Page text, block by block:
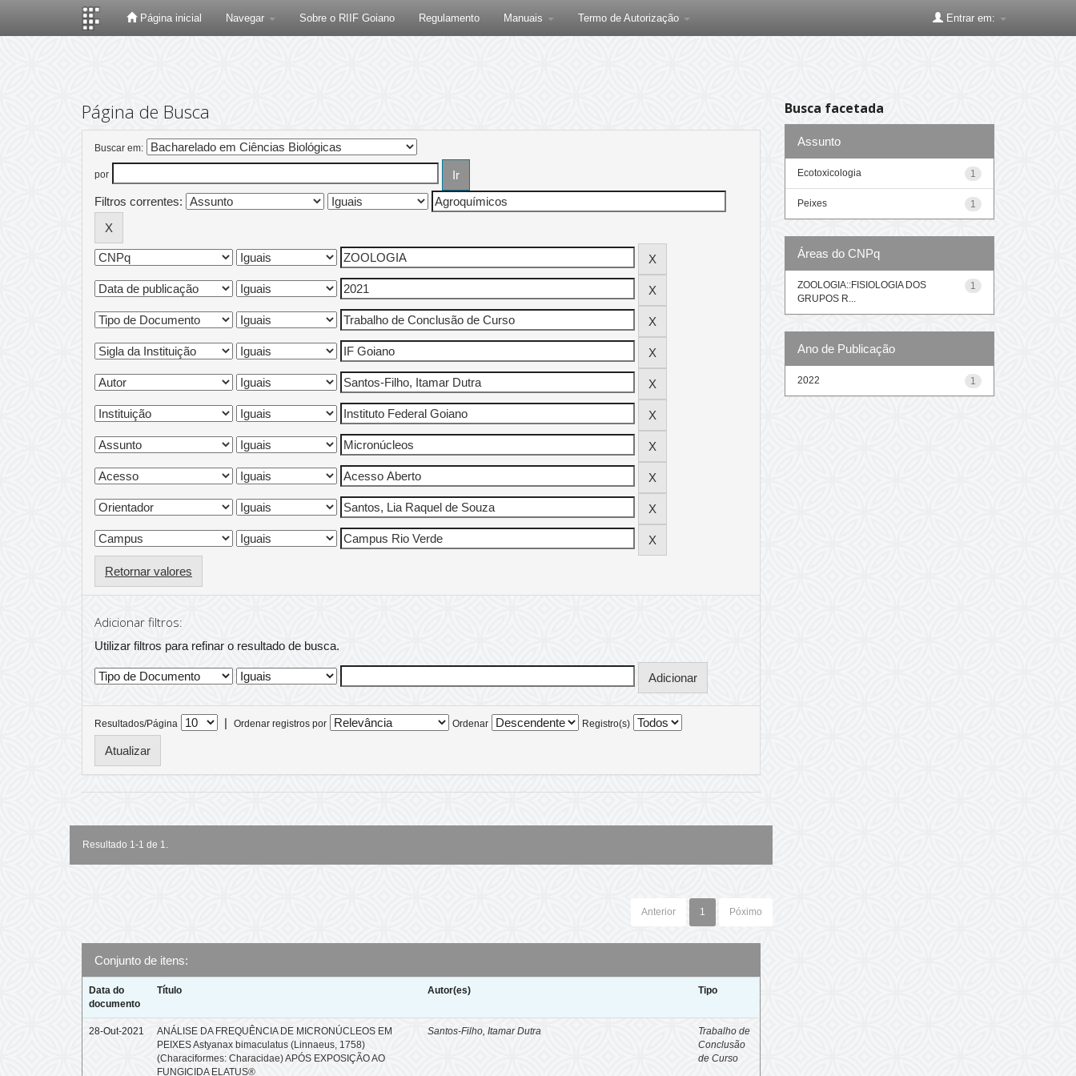
Página inicial Navegar Sobre o RIIF Goiano Regulamento Manuais Termo de Autorização Entrar em:
Página de Busca
Buscar em:
por
Filtros correntes:
Retornar valores
Adicionar filtros:
Utilizar filtros para refinar o resultado de busca.
Resultados/Página | Ordenar registros por Ordenar Registro(s)
Resultado 1-1 de 1.
Anterior 1 Póximo
Conjunto de itens:
Data do
documento
Título Autor(es) Tipo
28-Out-2021
ANÁLISE DA FREQUÊNCIA DE MICRONÚCLEOS EM
PEIXES Astyanax bimaculatus (Linnaeus, 1758)
(Characiformes: Characidae) APÓS EXPOSIÇÃO AO
FUNGICIDA ELATUS®
Santos-Filho, Itamar Dutra
Trabalho de
Conclusão
de Curso
Busca facetada
Assunto
1
Ecotoxicologia
1
Peixes
Áreas do CNPq
1
ZOOLOGIA::FISIOLOGIA DOS
GRUPOS R...
Ano de Publicação
1
2022